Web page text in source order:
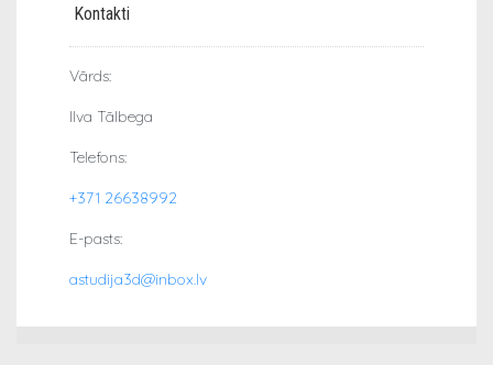
Kontakti
Vārds:
Ilva Tālbega
Telefons:
+371 26638992
E-pasts:
astudija3d@inbox.lv